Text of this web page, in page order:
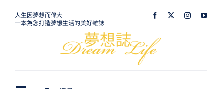
人生因夢想而偉大
一本為您打造夢想生活的美好雜誌